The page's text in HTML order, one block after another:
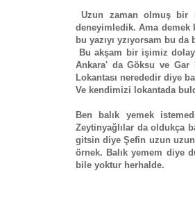
Uzun zaman olmuş bir
deneyimledik. Ama
bu yazıyı yzıyorsam bu da
Bu akşam bir işimiz
Ankara' da Göksu ve Gar
Lokantası nerededir diye
Ve kendimizi lokantada
Ben balık yemek
Zeytinyağlılar da oldukça
gitsin diye Şefin uzun uzun
örnek. Balık yemem diye
bile yoktur herhalde.